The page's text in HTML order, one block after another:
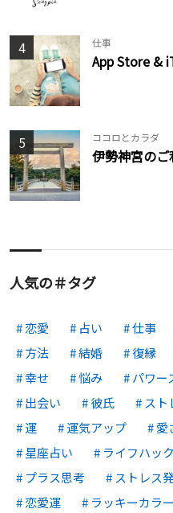
4 仕事
App Store &
5 ココロとカラダ
伊勢神宮の
人気の＃タグ
恋愛 占い 仕事
方法
結婚 復縁
幸せ
悩み パワー
出会い
彼氏 スト
運
運気アップ 愛
星座占い
ライフハック
プラス思考
ストレス
恋愛運
ラッキーカラー